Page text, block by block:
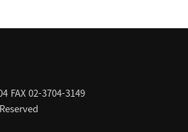
FAX 02-3704-3149